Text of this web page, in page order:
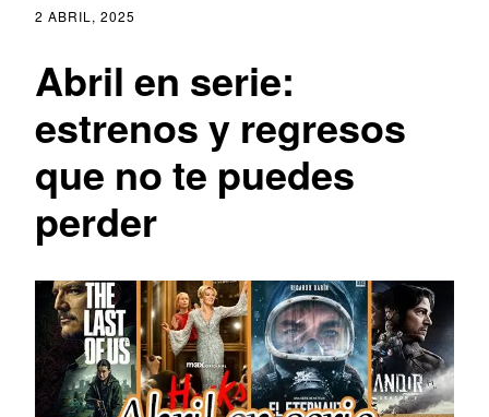
2 ABRIL, 2025
Abril en serie:
estrenos y regresos
que no te puedes
perder